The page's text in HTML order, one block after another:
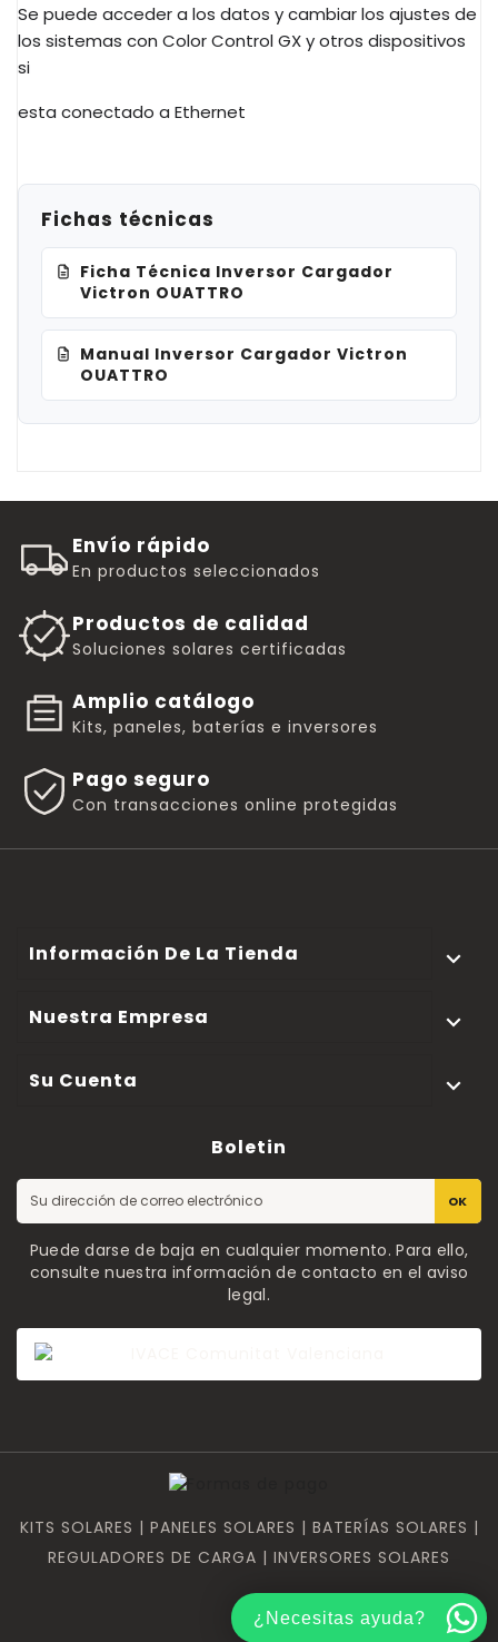
Se puede acceder a los datos y cambiar los ajustes de
los sistemas con Color Control GX y otros dispositivos
si
esta conectado a Ethernet
Fichas técnicas
Ficha Técnica Inversor Cargador
Victron OUATTRO
Manual Inversor Cargador Victron
OUATTRO
Envío rápido
En productos seleccionados
Productos de calidad
Soluciones solares certificadas
Amplio catálogo
Kits, paneles, baterías e inversores
Pago seguro
Con transacciones online protegidas
Información De La Tienda 
Nuestra Empresa 
Su Cuenta 
Boletin
OK
Puede darse de baja en cualquier momento. Para ello,
consulte nuestra información de contacto en el aviso
legal.
KITS SOLARES | PANELES SOLARES | BATERÍAS SOLARES |
REGULADORES DE CARGA | INVERSORES SOLARES
¿Necesitas ayuda?